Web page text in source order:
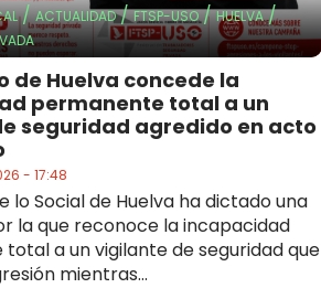
/ACTUALIDAD/FTSP-USO/HUELVA/
de Huelva concede la
permanente total a un
seguridad agredido en acto
- 17:48
lo Social de Huelva ha dictado una
la que reconoce la incapacidad
a un vigilante de seguridad que
mientras...